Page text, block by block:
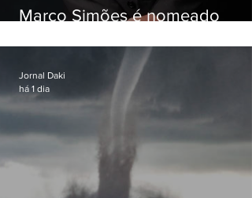
Marco Simões é nomeado
Jornal Daki
há 1 dia